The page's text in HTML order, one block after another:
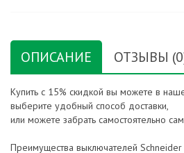
ОПИСАНИЕ ОТЗЫВЫ
Купить с 15% скидкой вы можете в
выберите удобный способ доставки,
или можете забрать самостоятельно
Преимущества выключателей